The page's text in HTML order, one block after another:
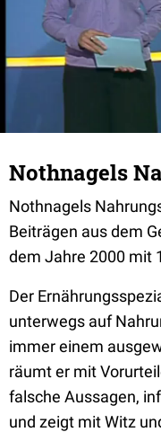
Nothnagels
Nothnagels
Beiträgen aus dem
dem Jahre 2000 mit
Der
unterwegs auf
immer einem
räumt er mit
falsche Aussagen,
und zeigt mit Witz